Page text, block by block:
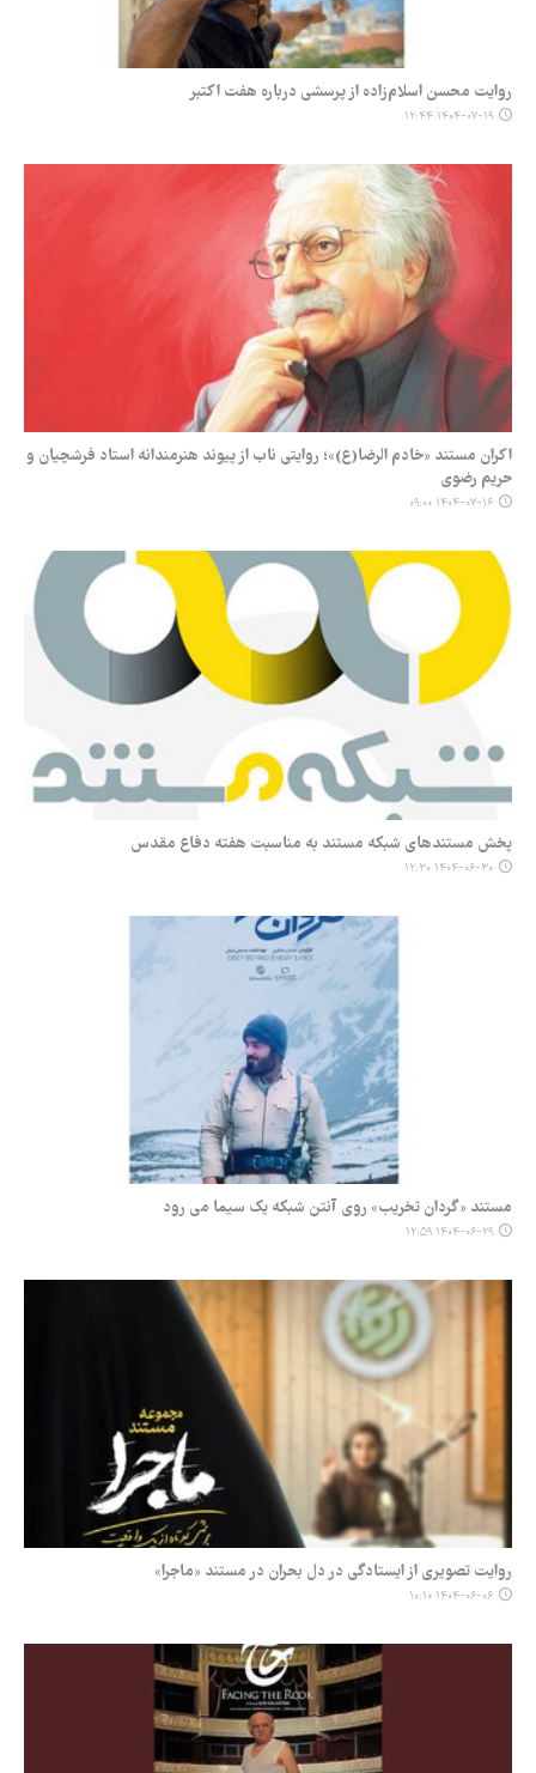
روایت محسن اسلام‌زاده از پرسشی درباره هفت اکتبر
۱۴۰۴-۰۷-۱۹ ۱۲:۴۴
اکران مستند «خادم الرضا(ع)»؛ روایتی ناب از پیوند هنرمندانه استاد فرشچیان و
حریم رضوی
۱۴۰۴-۰۷-۱۶ ۰۹:۰۰
پخش مستندهای شبکه مستند به مناسبت هفته دفاع مقدس
۱۴۰۴-۰۶-۳۰ ۱۲:۳۰
مستند «گردان تخریب» روی آنتن شبکه یک سیما می رود
۱۴۰۴-۰۶-۲۹ ۱۲:۵۹
روایت تصویری از ایستادگی در دل بحران در مستند «ماجرا»
۱۴۰۴-۰۶-۰۶ ۱۰:۱۰